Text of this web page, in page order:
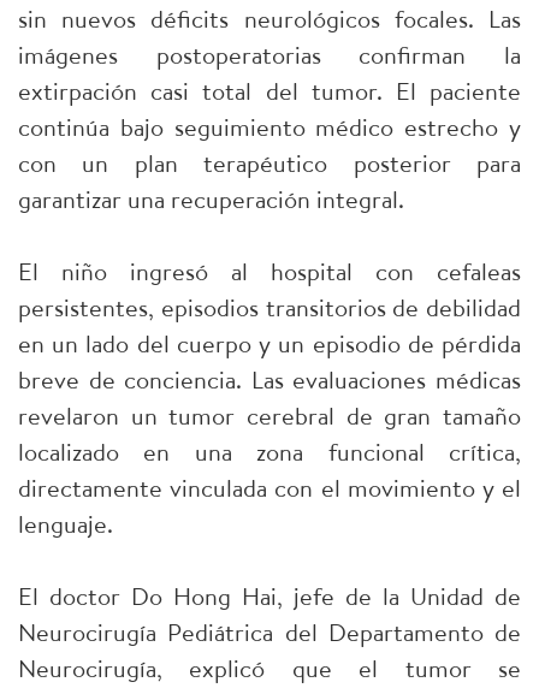
sin nuevos déficits neurológicos focales. Las
imágenes postoperatorias confirman la
extirpación casi total del tumor. El paciente
continúa bajo seguimiento médico estrecho y
con un plan terapéutico posterior para
garantizar una recuperación integral.
El niño ingresó al hospital con cefaleas
persistentes, episodios transitorios de debilidad
en un lado del cuerpo y un episodio de pérdida
breve de conciencia. Las evaluaciones médicas
revelaron un tumor cerebral de gran tamaño
localizado en una zona funcional crítica,
directamente vinculada con el movimiento y el
lenguaje.
El doctor Do Hong Hai, jefe de la Unidad de
Neurocirugía Pediátrica del Departamento de
Neurocirugía, explicó que el tumor se